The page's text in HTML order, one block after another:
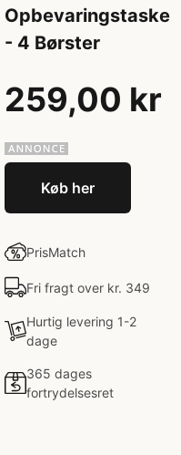
Opbevaringstaske
- 4 Børster
259,00 kr
Køb her
PrisMatch
Fri fragt over kr. 349
Hurtig levering 1-2
dage
365 dages
fortrydelsesret